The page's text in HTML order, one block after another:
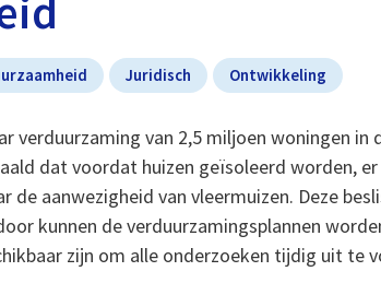
Juridisch Ontwikkeling
verduurzaming van 2,5 miljoen woningen in
dat voordat huizen geïsoleerd worden,
de aanwezigheid van vleermuizen. Deze
kunnen de verduurzamingsplannen
zijn om alle onderzoeken tijdig uit te